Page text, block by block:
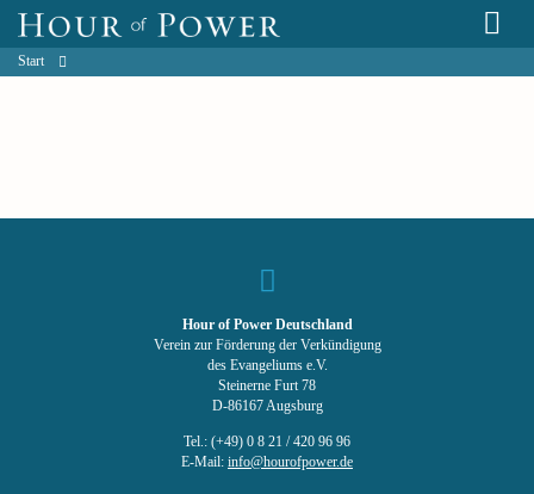
Start
Hour of Power Deutschland
Verein zur Förderung der Verkündigung
des Evangeliums e.V.
Steinerne Furt 78
D-86167 Augsburg
Tel.: (+49) 0 8 21 / 420 96 96
E-Mail: info@hourofpower.de